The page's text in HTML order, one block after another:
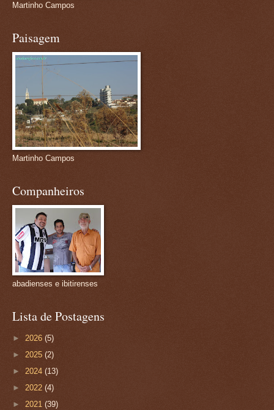
Martinho Campos
Paisagem
Martinho Campos
Companheiros
abadienses e ibitirenses
Lista de Postagens
► 2026 (5)
► 2025 (2)
► 2024 (13)
► 2022 (4)
► 2021 (39)